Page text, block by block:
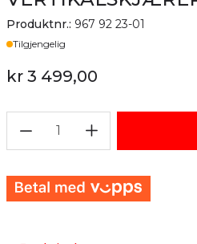
Produktnr.: 967 92 23-01
Lager
Tilgjengelig
kr 3 499,00
1